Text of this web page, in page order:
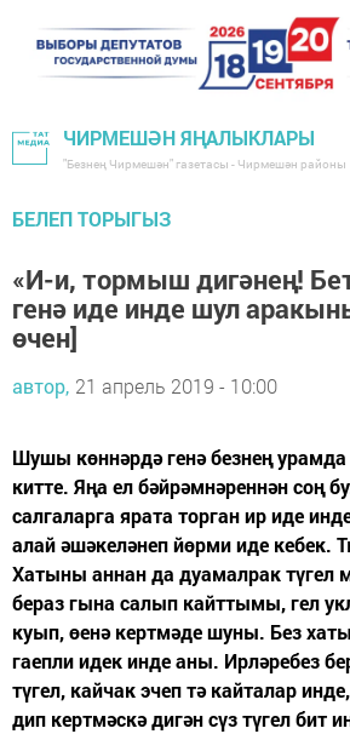
ЧИРМЕШӘН ЯҢАЛЫКЛАРЫ
"Безнең Чирмешән" газетасы - Чирмешән районы
БЕЛЕП ТОРЫГЫЗ
«И-и, тормыш дигәнең!
генә иде инде шул
өчен]
автор, 21 апрель 2019 - 10:00
Шушы көннәрдә генә безнең урамда
китте. Яңа ел бәйрәмнәреннән соң
салгаларга ярата торган ир иде
алай әшәкеләнеп йөрми иде кебек.
Хатыны аннан да дуамалрак түгел
бераз гына салып кайттымы, гел
куып, өенә кертмәде шуны. Без
гаепли идек инде аны. Ирләребез
түгел, кайчак эчеп тә кайталар
дип кертмәскә дигән сүз түгел бит